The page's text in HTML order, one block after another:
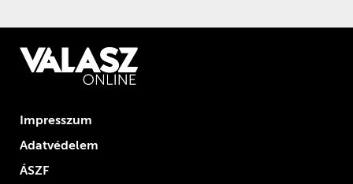
Impresszum
Adatvédelem
ÁSZF